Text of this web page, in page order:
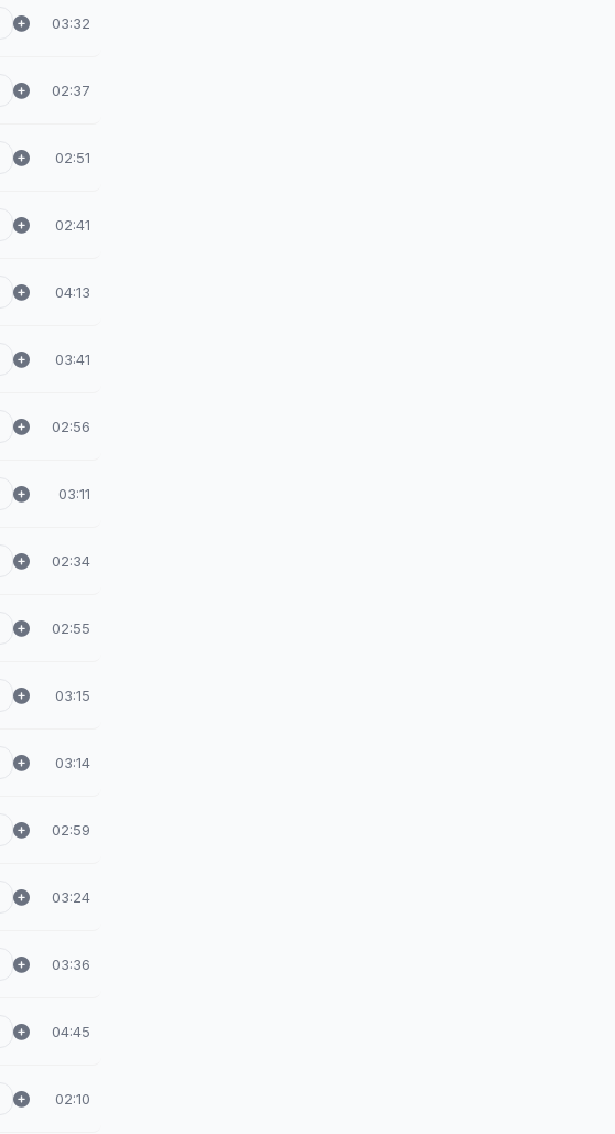
03:32
02:37
02:51
02:41
04:13
03:41
02:56
03:11
02:34
02:55
03:15
03:14
02:59
03:24
03:36
04:45
02:10